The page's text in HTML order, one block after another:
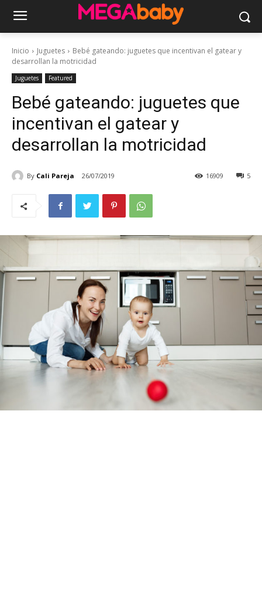
Inicio Juguetes
Bebé gateando: juguetes que incentivan el gatear y
desarrollan la motricidad
Juguetes Featured
Bebé gateando: juguetes que
incentivan el gatear y
desarrollan la motricidad
By Cali Pareja 26/07/2019 5
16909